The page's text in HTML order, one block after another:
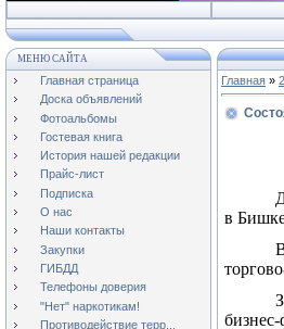
МЕНЮ САЙТА
Главная страница
Доска объявлений
Фотоальбомы
Гостевая книга
История нашей редакции
Прайс-лист
Подписка
О нас
Наши контакты
Закупки
ГИБДД
Телефоны доверия
"Нет" наркотикам!
Противодействие терр...
Главная »
в